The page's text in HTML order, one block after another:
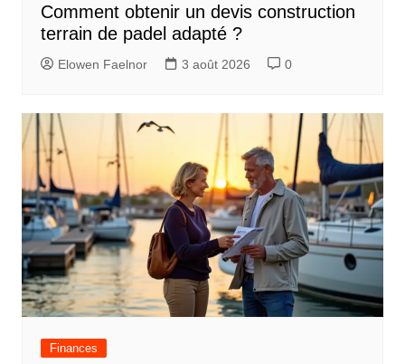
Comment obtenir un devis construction
terrain de padel adapté ?
Elowen Faelnor 3 août 2026 0
Finances